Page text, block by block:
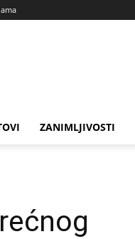
ZANIMLJIVOSTI